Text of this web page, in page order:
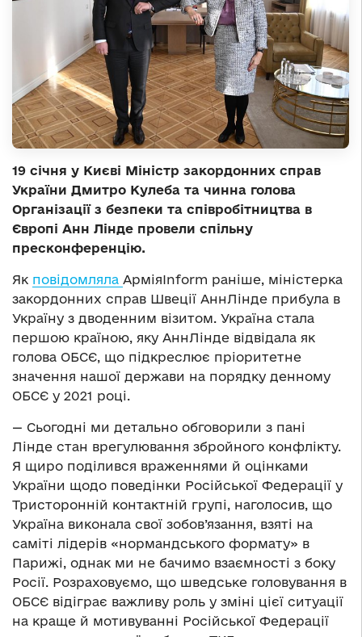
19 січня у Києві Міністр закордонних справ
України Дмитро Кулеба та чинна голова
Організації з безпеки та співробітництва в
Європі Анн Лінде провели спільну
пресконференцію.
Як повідомляла АрміяInform раніше, міністерка
закордонних справ Швеції АннЛінде прибула в
Україну з дводенним візитом. Україна стала
першою країною, яку АннЛінде відвідала як
голова ОБСЄ, що підкреслює пріоритетне
значення нашої держави на порядку денному
ОБСЄ у 2021 році.
— Сьогодні ми детально обговорили з пані
Лінде стан врегулювання збройного конфлікту.
Я щиро поділився враженнями й оцінками
України щодо поведінки Російської Федерації у
Тристоронній контактній групі, наголосив, що
Україна виконала свої зобов’язання, взяті на
саміті лідерів «нормандського формату» в
Парижі, однак ми не бачимо взаємності з боку
Росії. Розраховуємо, що шведське головування в
ОБСЄ відіграє важливу роль у зміні цієї ситуації
на краще й мотивуванні Російської Федерації